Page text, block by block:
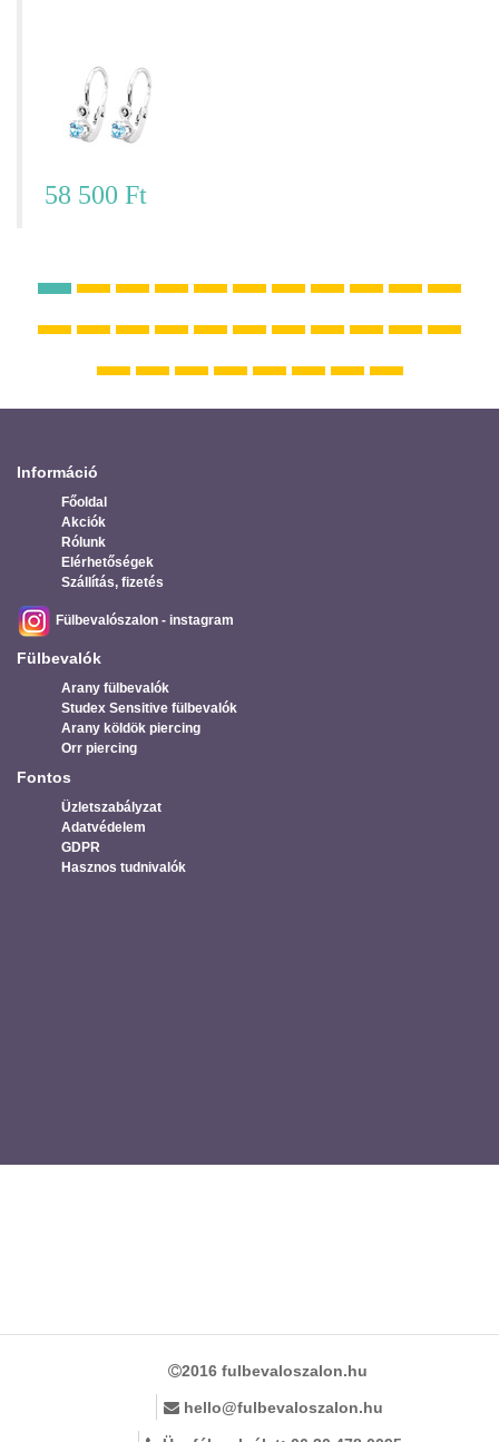
58 500 Ft
Információ
Főoldal
Akciók
Rólunk
Elérhetőségek
Szállítás, fizetés
Fülbevalószalon - instagram
Fülbevalók
Arany fülbevalók
Studex Sensitive fülbevalók
Arany köldök piercing
Orr piercing
Fontos
Üzletszabályzat
Adatvédelem
GDPR
Hasznos tudnivalók
2016 fulbevaloszalon.hu
hello@fulbevaloszalon.hu